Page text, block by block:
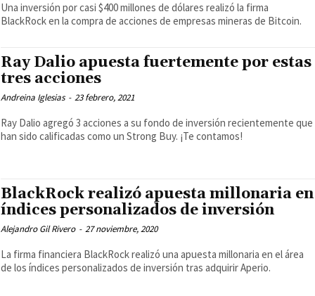
Una inversión por casi $400 millones de dólares realizó la firma
BlackRock en la compra de acciones de empresas mineras de Bitcoin.
Ray Dalio apuesta fuertemente por estas
tres acciones
Andreina Iglesias - 23 febrero, 2021
Ray Dalio agregó 3 acciones a su fondo de inversión recientemente que
han sido calificadas como un Strong Buy. ¡Te contamos!
BlackRock realizó apuesta millonaria en
índices personalizados de inversión
Alejandro Gil Rivero - 27 noviembre, 2020
La firma financiera BlackRock realizó una apuesta millonaria en el área
de los índices personalizados de inversión tras adquirir Aperio.